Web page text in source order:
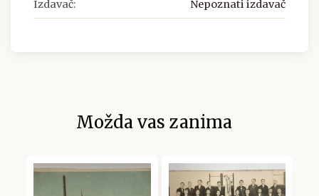
Izdavač: Nepoznati izdavač
Možda vas zanima